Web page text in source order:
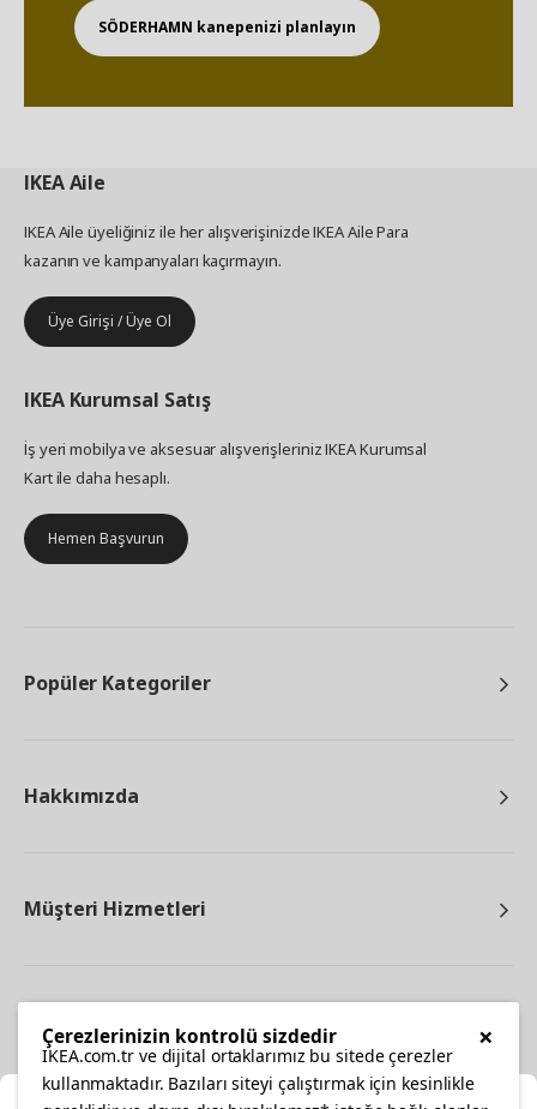
SÖDERHAMN kanepenizi planlayın
IKEAAile
IKEA Aile üyeliğiniz ile her alışverişinizde IKEA Aile Para
kazanın ve kampanyaları kaçırmayın.
Üye Girişi / Üye Ol
IKEA Kurumsal Satış
İş yeri mobilya ve aksesuar alışverişleriniz IKEA Kurumsal
Kart ile daha hesaplı.
Hemen Başvurun
Popüler Kategoriler
Hakkımızda
Müşteri Hizmetleri
×
Çerezlerinizin kontrolü sizdedir
IKEA.com.tr ve dijital ortaklarımız bu sitede çerezler
kullanmaktadır. Bazıları siteyi çalıştırmak için kesinlikle